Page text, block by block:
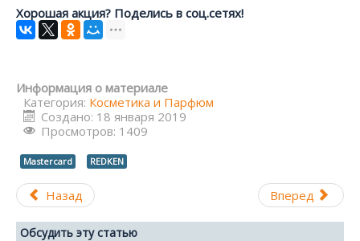
Хорошая акция? Поделись в соц.сетях!
Информация о материале
Категория: Косметика и Парфюм
Создано: 18 января 2019
Просмотров: 1409
Mastercard REDKEN
Назад Вперед
Обсудить эту статью